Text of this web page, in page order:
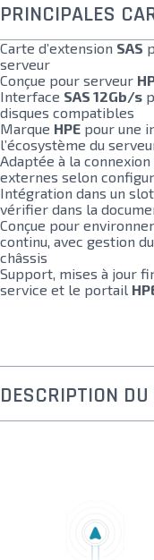
PRINCIPALES
Carte d’extension SAS
serveur
Conçue pour serveur
Interface SAS 12Gb/s
disques compatibles
Marque HPE pour une
l’écosystème du
Adaptée à la
externes selon
Intégration dans un
vérifier dans la
Conçue pour
continu, avec gestion
châssis
Support, mises à jour
service et le portail
DESCRIPTION